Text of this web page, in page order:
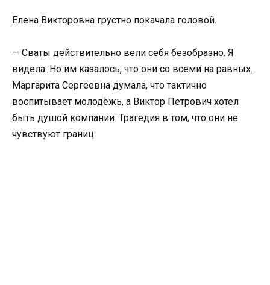
Елена Викторовна грустно покачала головой.
— Сваты действительно вели себя безобразно. Я
видела. Но им казалось, что они со всеми на равных.
Маргарита Сергеевна думала, что тактично
воспитывает молодёжь, а Виктор Петрович хотел
быть душой компании. Трагедия в том, что они не
чувствуют границ.